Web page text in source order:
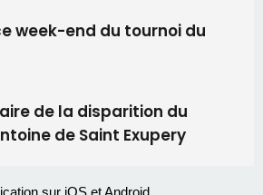
week-end du tournoi du
de la disparition du
de Saint Exupery